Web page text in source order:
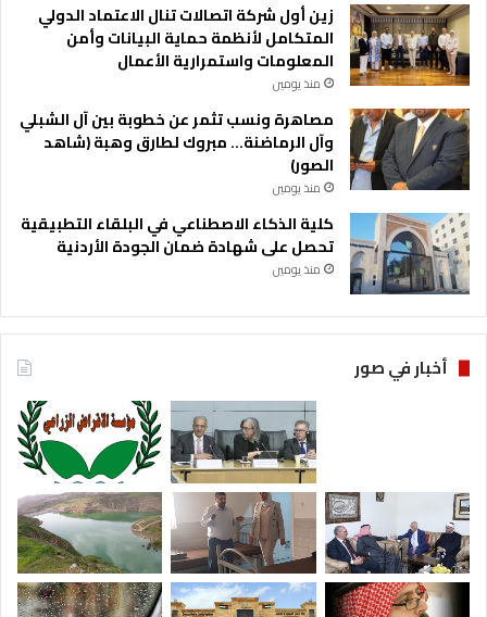
زين أول شركة اتصالات تنال الاعتماد الدولي
المتكامل لأنظمة حماية البيانات وأمن
المعلومات واستمرارية الأعمال
منذ يومين
مصاهرة ونسب تثمر عن خطوبة بين آل الشبلي
وآل الرماضنة… مبروك لطارق وهبة (شاهد
الصور)
منذ يومين
كلية الذكاء الاصطناعي في البلقاء التطبيقية
تحصل على شهادة ضمان الجودة الأردنية
منذ يومين
أخبار في صور